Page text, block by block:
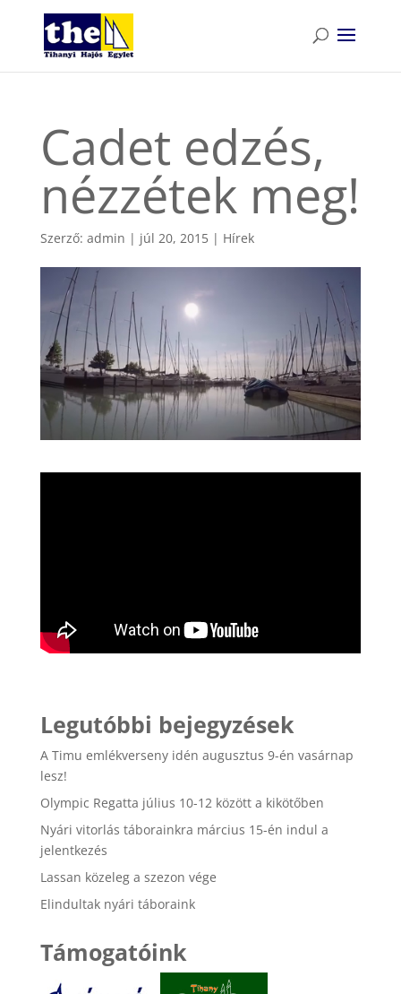
Cadet edzés,
nézzétek meg!
Szerző: admin | júl 20, 2015| Hírek
Legutóbbi bejegyzések
A Timu emlékverseny idén augusztus 9-én vasárnap
lesz!
Olympic Regatta július 10-12 között a kikötőben
Nyári vitorlás táborainkra március 15-én indul a
jelentkezés
Lassan közeleg a szezon vége
Elindultak nyári táboraink
Támogatóink